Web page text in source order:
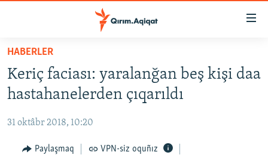
Esas
qaytmaq
Baş
qaytmaq
qaytmaq
HABERLER
SİYASET
CEMİYET
MEDENİYET
HABERLER
Keriç faciası: yaralanğan beş kişi daa
hastahanelerden çıqarıldı
31 oktâbr 2018, 10:20
Paylaşmaq VPN-siz oquñız